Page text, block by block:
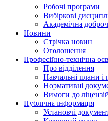
Робочі програми
Вибiрковi
Академічна
Новини
Стрічка новин
Оголошення
Професійно-технічна
Про відділення
Навчальні плани і
Нормативнi
Вимоги до
Публічна інформація
Установчi